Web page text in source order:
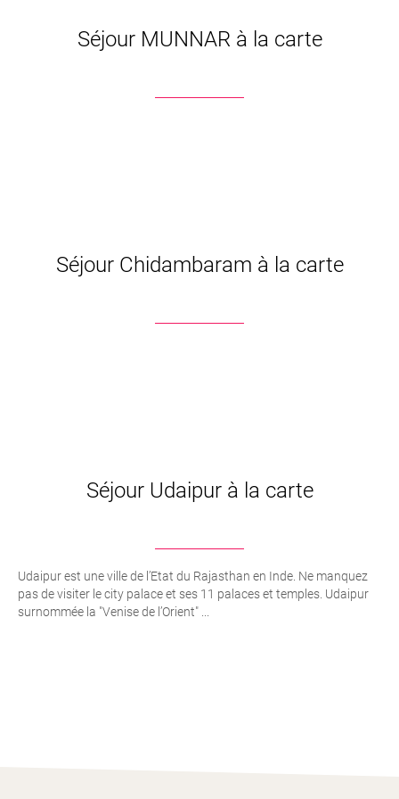
Séjour MUNNAR à la carte
Séjour Chidambaram à la carte
Séjour Udaipur à la carte
Udaipur est une ville de l’Etat du Rajasthan en Inde. Ne manquez
pas de visiter le city palace et ses 11 palaces et temples. Udaipur
surnommée la "Venise de l’Orient" ...